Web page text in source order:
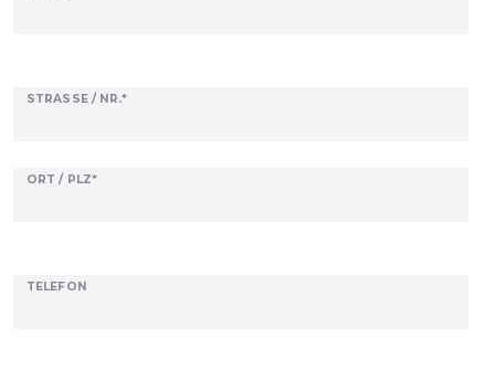
STRASSE / NR.*
ORT / PLZ*
TELEFON